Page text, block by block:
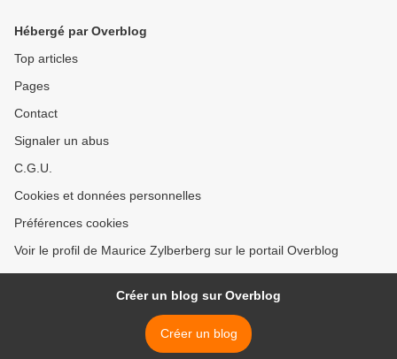
Hébergé par Overblog
Top articles
Pages
Contact
Signaler un abus
C.G.U.
Cookies et données personnelles
Préférences cookies
Voir le profil de Maurice Zylberberg sur le portail Overblog
Créer un blog sur Overblog
Créer un blog